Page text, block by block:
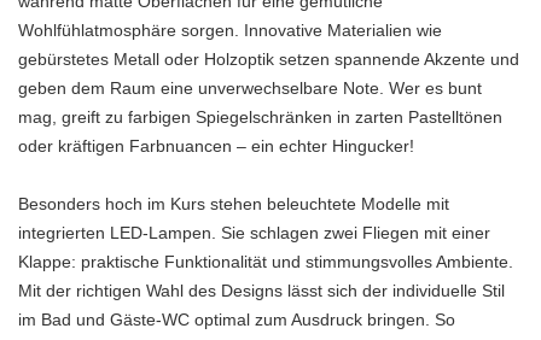
Wohlfühlatmosphäre sorgen. Innovative Materialien wie
gebürstetes Metall oder Holzoptik setzen spannende Akzente und
geben dem Raum eine unverwechselbare Note. Wer es bunt
mag, greift zu farbigen Spiegelschränken in zarten Pastelltönen
oder kräftigen Farbnuancen – ein echter Hingucker!
Besonders hoch im Kurs stehen beleuchtete Modelle mit
integrierten LED-Lampen. Sie schlagen zwei Fliegen mit einer
Klappe: praktische Funktionalität und stimmungsvolles Ambiente.
Mit der richtigen Wahl des Designs lässt sich der individuelle Stil
im Bad und Gäste-WC optimal zum Ausdruck bringen. So